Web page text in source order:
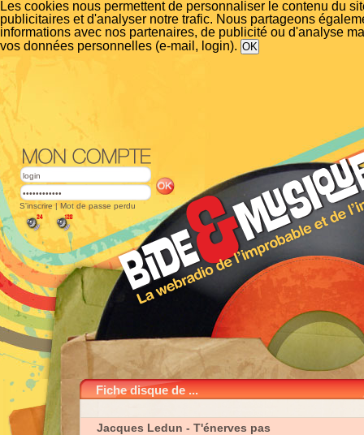
Les cookies nous permettent de personnaliser le contenu du
publicitaires et d'analyser notre trafic. Nous partageons
informations avec nos partenaires, de publicité ou d'analyse
vos données personnelles (e-mail, login).
S'inscrire | Mot de passe perdu
Fiche disque de ...
Jacques Ledun - T'énerves pas